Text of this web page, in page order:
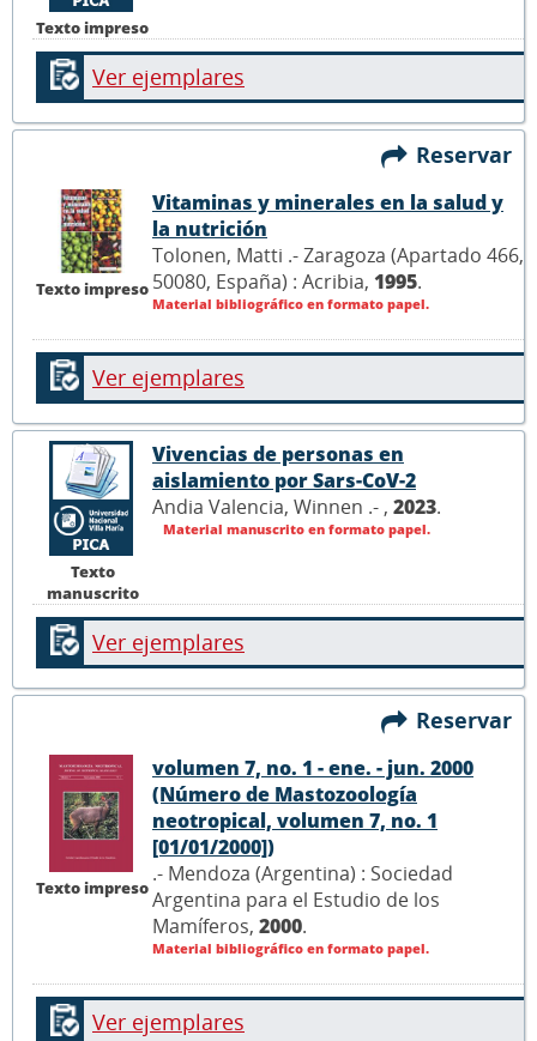
Texto impreso
Ver ejemplares
Reservar
Texto impreso
Vitaminas y minerales en la salud y
la nutrición
Tolonen, Matti .- Zaragoza (Apartado 466,
50080, España) : Acribia, 1995.
Material bibliográfico en formato papel.
Ver ejemplares
Texto
manuscrito
Vivencias de personas en
aislamiento por Sars-CoV-2
Andia Valencia, Winnen .- , 2023.
Material manuscrito en formato papel.
Ver ejemplares
Reservar
Texto impreso
volumen 7, no. 1 - ene. - jun. 2000
(Número de Mastozoología
neotropical, volumen 7, no. 1
[01/01/2000])
.- Mendoza (Argentina) : Sociedad
Argentina para el Estudio de los
Mamíferos, 2000.
Material bibliográfico en formato papel.
Ver ejemplares